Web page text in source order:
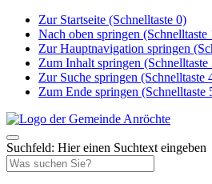
Zur Startseite (Schnelltaste 0)
Nach oben springen (Schnelltaste
Zur Hauptnavigation springen
Zum Inhalt springen (Schnelltaste
Zur Suche springen (Schnelltaste
Zum Ende springen (Schnelltaste
Suchfeld: Hier einen Suchtext eingeben